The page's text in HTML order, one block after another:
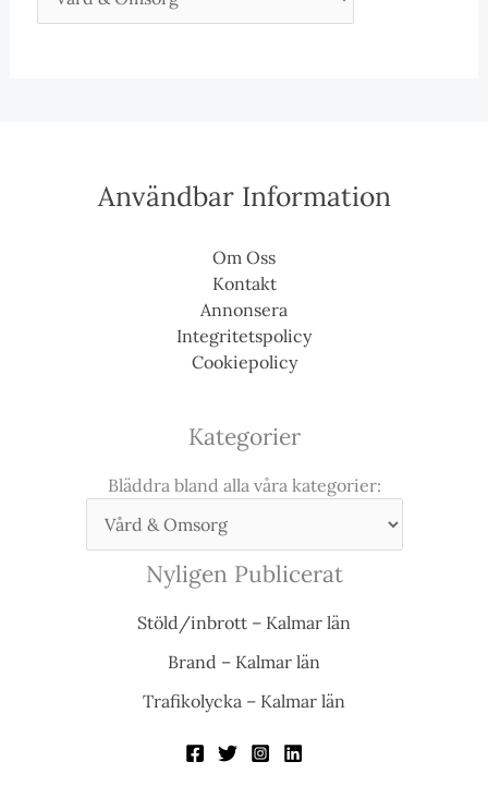
Användbar Information
Om Oss
Kontakt
Annonsera
Integritetspolicy
Cookiepolicy
Kategorier
Bläddra bland alla våra kategorier:
Nyligen Publicerat
Stöld/inbrott – Kalmar län
Brand – Kalmar län
Trafikolycka – Kalmar län